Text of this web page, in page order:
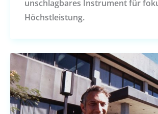
unschlagbares Instrument für
Höchstleistung.